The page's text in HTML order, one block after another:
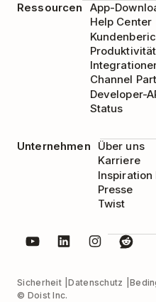
Ressourcen
App-
Help Center
Channel
Developer-
Status
Unternehmen
Über uns
Karriere
Inspiration
Presse
Twist
Sicherheit Datenschutz
© Doist Inc.